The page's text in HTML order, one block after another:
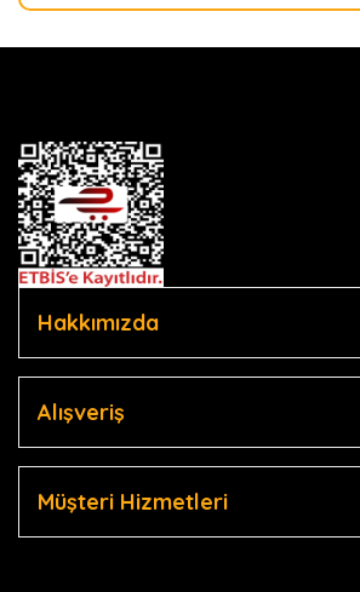
Hakkımızda
Alışveriş
Müşteri Hizmetleri